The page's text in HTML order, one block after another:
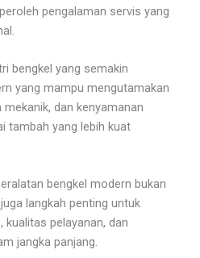
pengalaman servis yang
bengkel yang semakin
yang mampu mengutamakan
dan kenyamanan
tambah yang lebih kuat
bengkel modern bukan
langkah penting untuk
pelayanan, dan
jangka panjang.